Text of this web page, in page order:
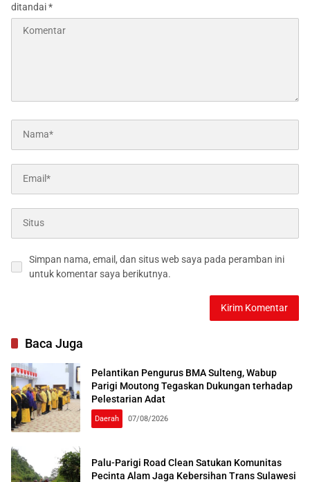
ditandai*
Simpan nama, email, dan situs web saya pada peramban ini
untuk komentar saya berikutnya.
Baca Juga
Pelantikan Pengurus BMA Sulteng, Wabup
Parigi Moutong Tegaskan Dukungan terhadap
Pelestarian Adat
Daerah 07/08/2026
Palu-Parigi Road Clean Satukan Komunitas
Pecinta Alam Jaga Kebersihan Trans Sulawesi